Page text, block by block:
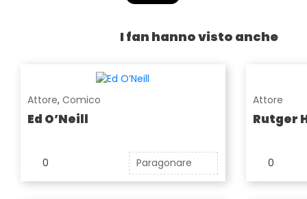
I fan hanno visto anche
Attore, Comico
Ed O’Neill
0 Paragonare
Attore
Rutger
0